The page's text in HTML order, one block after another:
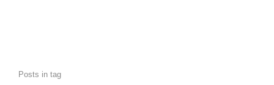
Posts in tag